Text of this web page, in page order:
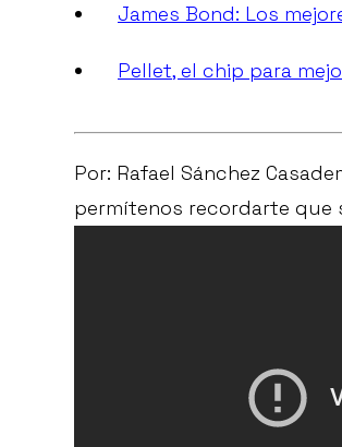
James Bond: Los
Pellet, el chip para
Por: Rafael Sánchez
permítenos recordarte que